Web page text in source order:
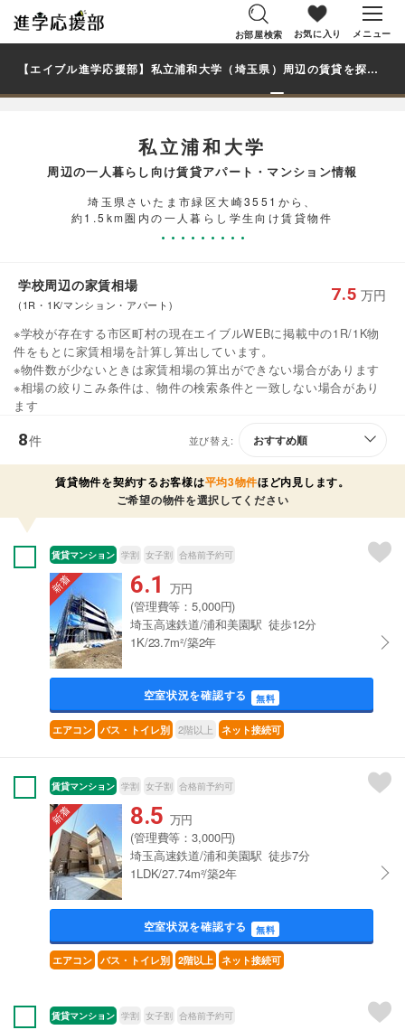
お部屋検索 お気に入り メニュー
【エイブル進学応援部】私立浦和大学（埼玉県）周辺の賃貸を探す｜学生・大学生の一人暮らし向け賃貸マンション・アパート
私立浦和大学
周辺の一人暮らし向け賃貸アパート・マンション情報
埼玉県さいたま市緑区大崎3551から、
約1.5km圏内の一人暮らし学生向け賃貸物件
学校周辺の家賃相場
(1R・1K/マンション・アパート)
7.5 万円
※学校が存在する市区町村の現在エイブルWEBに掲載中の1R/1K物
件をもとに家賃相場を計算し算出しています。
※物件数が少ないときは家賃相場の算出ができない場合があります
※相場の絞りこみ条件は、物件の検索条件と一致しない場合があり
ます
8件 並び替え:
賃貸物件を契約するお客様は平均3物件ほど内見します。
ご希望の物件を選択してください
賃貸マンション 学割 女子割 合格前予約可
6.1 万円
(管理費等：5,000円)
埼玉高速鉄道/浦和美園駅 徒歩12分
1K/23.7m²/築2年
空室状況を確認する 無料
エアコン バス・トイレ別 2階以上 ネット接続可
賃貸マンション 学割 女子割 合格前予約可
8.5 万円
(管理費等：3,000円)
埼玉高速鉄道/浦和美園駅 徒歩7分
1LDK/27.74m²/築2年
空室状況を確認する 無料
エアコン バス・トイレ別 2階以上 ネット接続可
賃貸マンション 学割 女子割 合格前予約可